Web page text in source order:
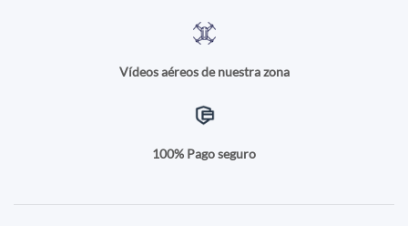
Vídeos aéreos de nuestra zona
100% Pago seguro